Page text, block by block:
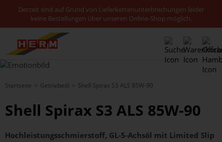
Derzeit sind auf Grund von Lieferkettenunterbrechungen leider
keine Bestellungen über unseren Online-Shop möglich.
Startseite Getriebeöl Shell Spirax S3 ALS 85W-90
Shell Spirax S3 ALS 85W-90
Hochleistungsschmierstoff, GL-5-Achsöl mit Limited Slip